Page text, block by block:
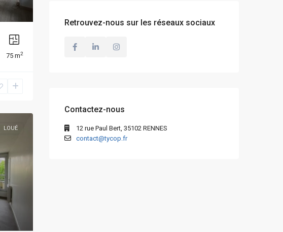
75 m2
LOUÉ
Retrouvez-nous sur les réseaux sociaux
Contactez-nous
12 rue Paul Bert, 35102 RENNES
contact@tycop.fr